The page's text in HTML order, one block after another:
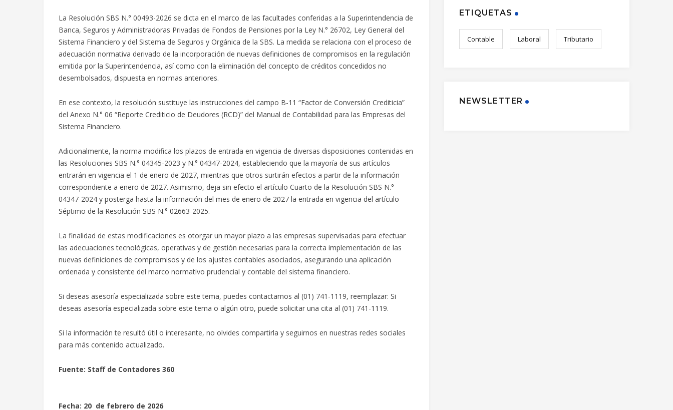
La Resolución SBS N.° 00493-2026 se dicta en el marco de las facultades conferidas a la Superintendencia de
Banca, Seguros y Administradoras Privadas de Fondos de Pensiones por la Ley N.° 26702, Ley General del
Sistema Financiero y del Sistema de Seguros y Orgánica de la SBS. La medida se relaciona con el proceso de
adecuación normativa derivado de la incorporación de nuevas definiciones de compromisos en la regulación
emitida por la Superintendencia, así como con la eliminación del concepto de créditos concedidos no
desembolsados, dispuesta en normas anteriores.
En ese contexto, la resolución sustituye las instrucciones del campo B-11 “Factor de Conversión Crediticia”
del Anexo N.° 06 “Reporte Crediticio de Deudores (RCD)” del Manual de Contabilidad para las Empresas del
Sistema Financiero.
Adicionalmente, la norma modifica los plazos de entrada en vigencia de diversas disposiciones contenidas en
las Resoluciones SBS N.° 04345-2023 y N.° 04347-2024, estableciendo que la mayoría de sus artículos
entrarán en vigencia el 1 de enero de 2027, mientras que otros surtirán efectos a partir de la información
correspondiente a enero de 2027. Asimismo, deja sin efecto el artículo Cuarto de la Resolución SBS N.°
04347-2024 y posterga hasta la información del mes de enero de 2027 la entrada en vigencia del artículo
Séptimo de la Resolución SBS N.° 02663-2025.
La finalidad de estas modificaciones es otorgar un mayor plazo a las empresas supervisadas para efectuar
las adecuaciones tecnológicas, operativas y de gestión necesarias para la correcta implementación de las
nuevas definiciones de compromisos y de los ajustes contables asociados, asegurando una aplicación
ordenada y consistente del marco normativo prudencial y contable del sistema financiero.
Si deseas asesoría especializada sobre este tema, puedes contactarnos al (01) 741-1119, reemplazar: Si
deseas asesoría especializada sobre este tema o algún otro, puede solicitar una cita al (01) 741-1119.
Si la información te resultó útil o interesante, no olvides compartirla y seguirnos en nuestras redes sociales
para más contenido actualizado.
Fuente: Staff de Contadores 360
Fecha: 20 de febrero de 2026
ETIQUETAS
Contable Laboral Tributario
NEWSLETTER